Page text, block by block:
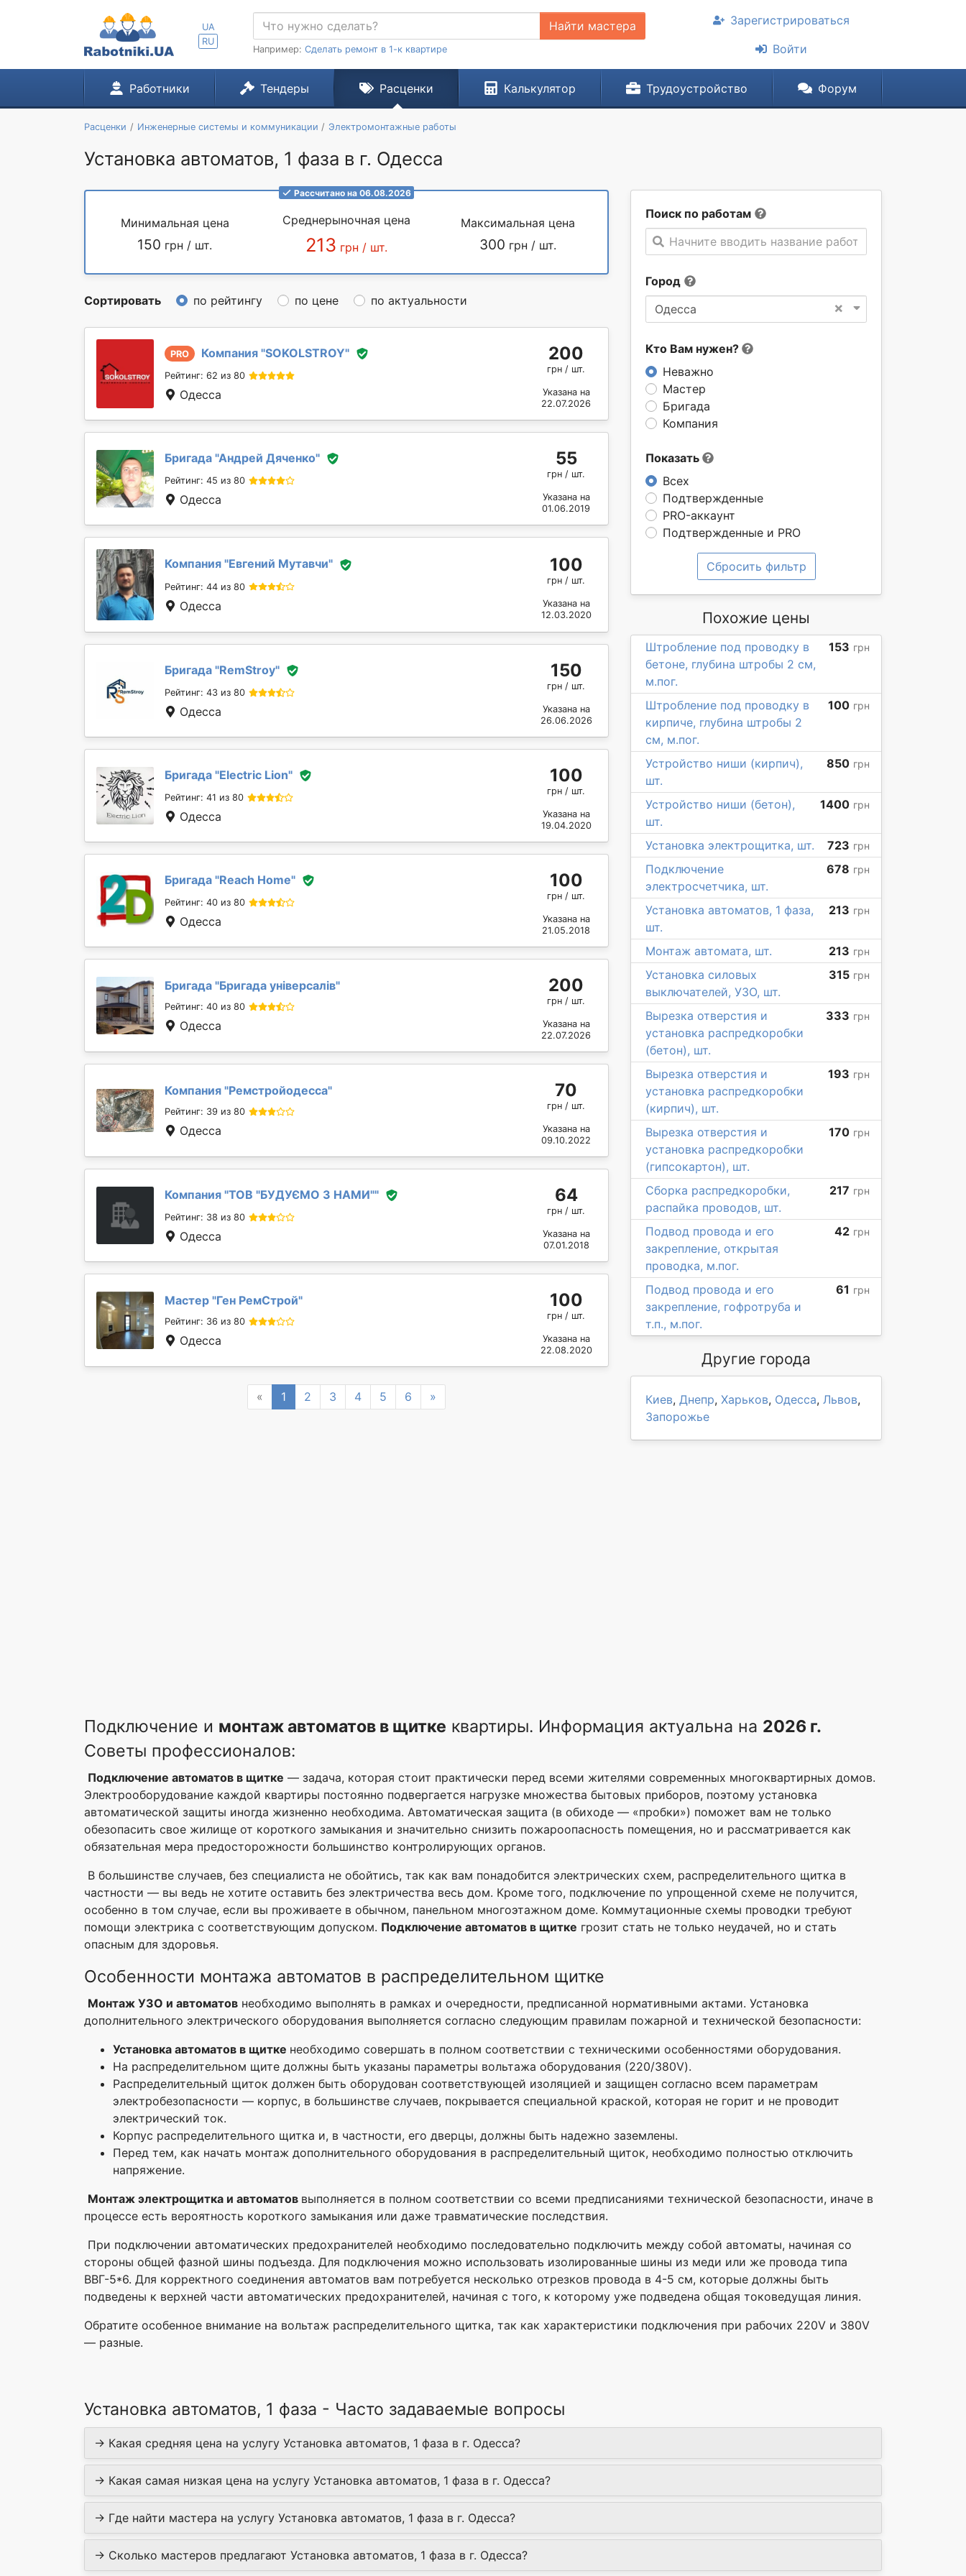
UA
RU
Найти мастера
Например: Сделать ремонт в 1-к квартире
Зарегистрироваться
Войти
Работники Тендеры Расценки Калькулятор Трудоустройство Форум
Расценки Инженерные системы и коммуникации Электромонтажные работы
Установка автоматов, 1 фаза в г. Одесса
Поиск по работам
Начните вводить название работы
Город
×
Одесса
Кто Вам нужен?
Неважно
Мастер
Бригада
Компания
Показать
Всех
Подтвержденные
PRO-аккаунт
Подтвержденные и PRO
Сбросить фильтр
Рассчитано на 06.08.2026
Минимальная цена
150 грн / шт.
Среднерыночная цена
213 грн / шт.
Максимальная цена
300 грн / шт.
Сортировать по рейтингу по цене по актуальности
PRO Компания "SOKOLSTROY"
Рейтинг: 62 из 80
Одесса
200
грн / шт.
Указана на
22.07.2026
Бригада "Андрей Дяченко"
Рейтинг: 45 из 80
Одесса
55
грн / шт.
Указана на
01.06.2019
Компания "Евгений Мутавчи"
Рейтинг: 44 из 80
Одесса
100
грн / шт.
Указана на
12.03.2020
Бригада "RemStroy"
Рейтинг: 43 из 80
Одесса
150
грн / шт.
Указана на
26.06.2026
Бригада "Electric Lion"
Рейтинг: 41 из 80
Одесса
100
грн / шт.
Указана на
19.04.2020
Бригада "Reach Home"
Рейтинг: 40 из 80
Одесса
100
грн / шт.
Указана на
21.05.2018
Бригада "Бригада універсалів"
Рейтинг: 40 из 80
Одесса
200
грн / шт.
Указана на
22.07.2026
Компания "Ремстройодесса"
Рейтинг: 39 из 80
Одесса
70
грн / шт.
Указана на
09.10.2022
Компания "ТОВ "БУДУЄМО З НАМИ""
Рейтинг: 38 из 80
Одесса
64
грн / шт.
Указана на
07.01.2018
Мастер "Ген РемСтрой"
Рейтинг: 36 из 80
Одесса
100
грн / шт.
Указана на
22.08.2020
« Previous
1 2 3 4 5 6 »
Похожие цены
Штробление под проводку в
бетоне, глубина штробы 2 см,
м.пог.
153 грн
Штробление под проводку в
кирпиче, глубина штробы 2
см, м.пог.
100 грн
Устройство ниши (кирпич),
шт.
850 грн
Устройство ниши (бетон),
шт.
1400 грн
Установка электрощитка, шт. 723 грн
Подключение
электросчетчика, шт.
678 грн
Установка автоматов, 1 фаза,
шт.
213 грн
Монтаж автомата, шт. 213 грн
Установка силовых
выключателей, УЗО, шт.
315 грн
Вырезка отверстия и
установка распредкоробки
(бетон), шт.
333 грн
Вырезка отверстия и
установка распредкоробки
(кирпич), шт.
193 грн
Вырезка отверстия и
установка распредкоробки
(гипсокартон), шт.
170 грн
Сборка распредкоробки,
распайка проводов, шт.
217 грн
Подвод провода и его
закрепление, открытая
проводка, м.пог.
42 грн
Подвод провода и его
закрепление, гофротруба и
т.п., м.пог.
61 грн
Другие города
Киев, Днепр, Харьков, Одесса, Львов,
Запорожье
Подключение и монтаж автоматов в щитке квартиры. Информация актуальна на 2026 г.
Советы профессионалов:
Подключение автоматов в щитке — задача, которая стоит практически перед всеми жителями современных многоквартирных домов.
Электрооборудование каждой квартиры постоянно подвергается нагрузке множества бытовых приборов, поэтому установка
автоматической защиты иногда жизненно необходима. Автоматическая защита (в обиходе — «пробки») поможет вам не только
обезопасить свое жилище от короткого замыкания и значительно снизить пожароопасность помещения, но и рассматривается как
обязательная мера предосторожности большинство контролирующих органов.
В большинстве случаев, без специалиста не обойтись, так как вам понадобится электрических схем, распределительного щитка в
частности — вы ведь не хотите оставить без электричества весь дом. Кроме того, подключение по упрощенной схеме не получится,
особенно в том случае, если вы проживаете в обычном, панельном многоэтажном доме. Коммутационные схемы проводки требуют
помощи электрика с соответствующим допуском. Подключение автоматов в щитке грозит стать не только неудачей, но и стать
опасным для здоровья.
Особенности монтажа автоматов в распределительном щитке
Монтаж УЗО и автоматов необходимо выполнять в рамках и очередности, предписанной нормативными актами. Установка
дополнительного электрического оборудования выполняется согласно следующим правилам пожарной и технической безопасности:
Установка автоматов в щитке необходимо совершать в полном соответствии с техническими особенностями оборудования.
На распределительном щите должны быть указаны параметры вольтажа оборудования (220/380V).
Распределительный щиток должен быть оборудован соответствующей изоляцией и защищен согласно всем параметрам
электробезопасности — корпус, в большинстве случаев, покрывается специальной краской, которая не горит и не проводит
электрический ток.
Корпус распределительного щитка и, в частности, его дверцы, должны быть надежно заземлены.
Перед тем, как начать монтаж дополнительного оборудования в распределительный щиток, необходимо полностью отключить
напряжение.
Монтаж электрощитка и автоматов выполняется в полном соответствии со всеми предписаниями технической безопасности, иначе в
процессе есть вероятность короткого замыкания или даже травматические последствия.
При подключении автоматических предохранителей необходимо последовательно подключить между собой автоматы, начиная со
стороны общей фазной шины подъезда. Для подключения можно использовать изолированные шины из меди или же провода типа
ВВГ-5*6. Для корректного соединения автоматов вам потребуется несколько отрезков провода в 4-5 см, которые должны быть
подведены к верхней части автоматических предохранителей, начиная с того, к которому уже подведена общая токоведущая линия.
Обратите особенное внимание на вольтаж распределительного щитка, так как характеристики подключения при рабочих 220V и 380V
— разные.
Установка автоматов, 1 фаза - Часто задаваемые вопросы
→ Какая средняя цена на услугу Установка автоматов, 1 фаза в г. Одесса?
→ Какая самая низкая цена на услугу Установка автоматов, 1 фаза в г. Одесса?
→ Где найти мастера на услугу Установка автоматов, 1 фаза в г. Одесса?
→ Сколько мастеров предлагают Установка автоматов, 1 фаза в г. Одесса?